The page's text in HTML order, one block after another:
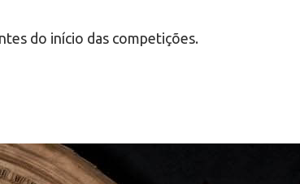
do início das competições.